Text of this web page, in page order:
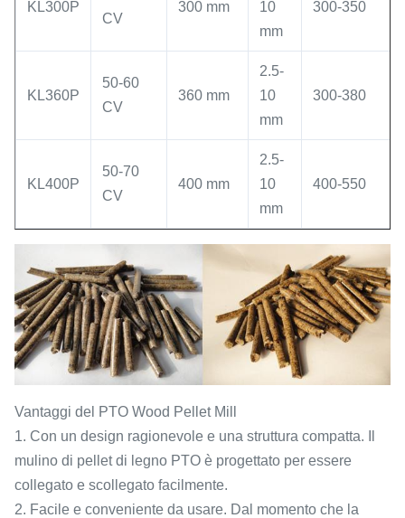
KL300P
CV
300 mm
10
mm
300-350
KL360P
50-60
CV
360 mm
2.5-
10
mm
300-380
KL400P
50-70
CV
400 mm
2.5-
10
mm
400-550
Vantaggi del PTO Wood Pellet Mill
1. Con un design ragionevole e una struttura compatta. Il
mulino di pellet di legno PTO è progettato per essere
collegato e scollegato facilmente.
2. Facile e conveniente da usare. Dal momento che la